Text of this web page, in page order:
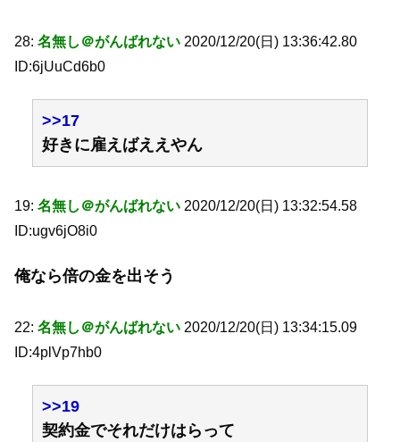
28: 名無し＠がんばれない 2020/12/20(日) 13:36:42.80
ID:6jUuCd6b0
>>17
好きに雇えばええやん
19: 名無し＠がんばれない 2020/12/20(日) 13:32:54.58
ID:ugv6jO8i0
俺なら倍の金を出そう
22: 名無し＠がんばれない 2020/12/20(日) 13:34:15.09
ID:4plVp7hb0
>>19
契約金でそれだけはらって